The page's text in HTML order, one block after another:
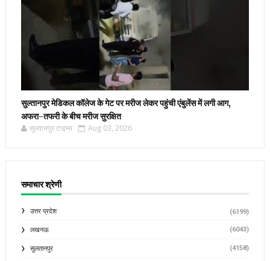
सुल्तानपुर मेडिकल कॉलेज के गेट पर मरीज लेकर पहुंची एंबुलेंस में लगी आग,
अफरा-तफरी के बीच मरीज सुरक्षित
सुल्तानपुर टाइम्स Aug 03, 2026
समाचार श्रेणी
उत्तर प्रदेश (6199)
लखनऊ (6043)
सुलतानपुर (4158)